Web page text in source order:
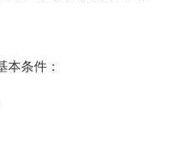
本条件：